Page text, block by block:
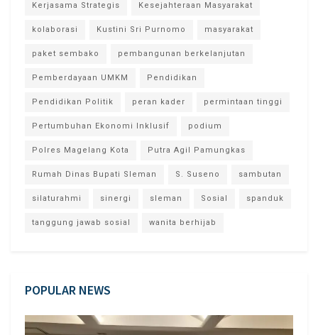
Kerjasama Strategis Kesejahteraan Masyarakat
kolaborasi Kustini Sri Purnomo masyarakat
paket sembako pembangunan berkelanjutan
Pemberdayaan UMKM Pendidikan
Pendidikan Politik peran kader permintaan tinggi
Pertumbuhan Ekonomi Inklusif podium
Polres Magelang Kota Putra Agil Pamungkas
Rumah Dinas Bupati Sleman S. Suseno sambutan
silaturahmi sinergi sleman Sosial spanduk
tanggung jawab sosial wanita berhijab
POPULAR NEWS